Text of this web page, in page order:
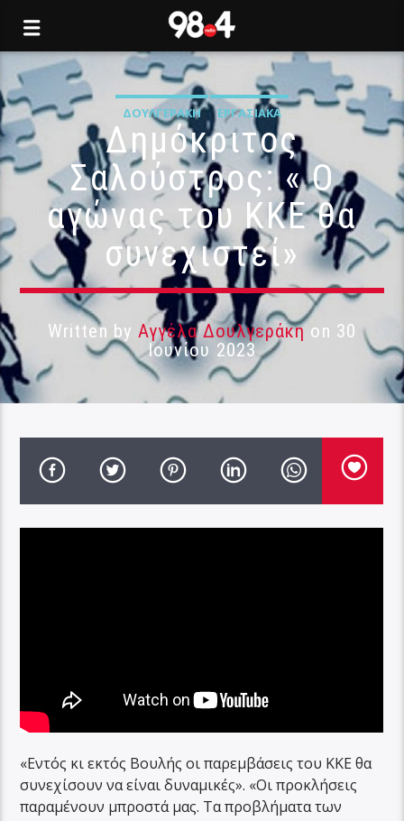
ΔΟΥΛΓΕΡΆΚΗ ΕΡΓΑΣΙΑΚΆ
Δημόκριτος
Σαλούστρος: « Ο
αγώνας του ΚΚΕ θα
συνεχιστεί»
Written by Αγγέλα Δουλγεράκηon 30
Ιουνίου 2023
«Εντός κι εκτός Βουλής οι παρεμβάσεις του ΚΚΕ θα
συνεχίσουν να είναι δυναμικές». «Οι προκλήσεις
παραμένουν μπροστά μας. Τα προβλήματα των